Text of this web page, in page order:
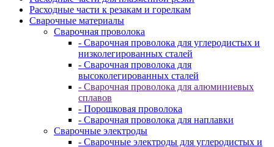
Расходные части к резакам и горелкам
Сварочные материалы
Сварочная проволока
- Сварочная проволока для углеродистых и
низколегированных сталей
- Сварочная проволока для
высоколегированных сталей
- Сварочная проволока для алюминиевых
сплавов
- Порошковая проволока
- Сварочная проволока для наплавки
Сварочные электроды
- Сварочные электроды для углеродистых и